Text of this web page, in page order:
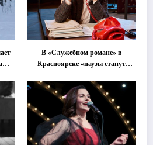
В «Служебном романе» в
Красноярске «паузы станут